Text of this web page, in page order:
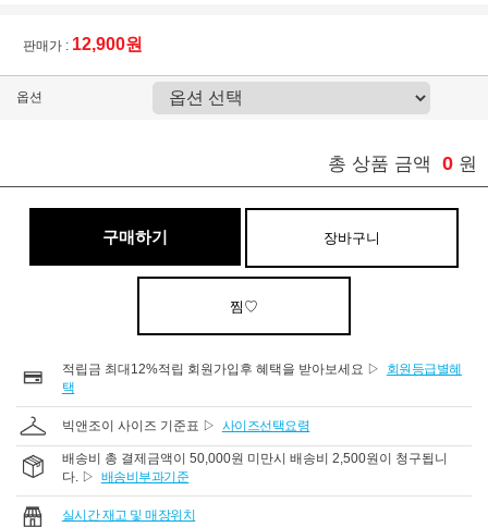
판매가 : 12,900원
옵션
총 상품 금액 0 원
구매하기 장바구니
찜♡
적립금 최대12%적립 회원가입후 혜택을 받아보세요 ▷
회원등급별혜
택
빅앤조이 사이즈 기준표 ▷ 사이즈선택요령
배송비 총 결제금액이 50,000원 미만시 배송비 2,500원이 청구됩니
다. ▷ 배송비부과기준
실시간 재고 및 매장위치